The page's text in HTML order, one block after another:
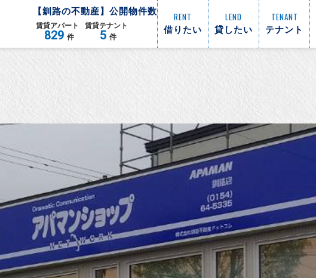
【釧路の不動産】公開物件数
賃貸アパート
829 件
賃貸テナント
5 件
RENT
借りたい
LEND
貸したい
TENANT
テナント